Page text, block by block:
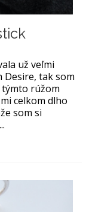
už veľmi
Desire, tak som
rúžom
celkom dlho
som si